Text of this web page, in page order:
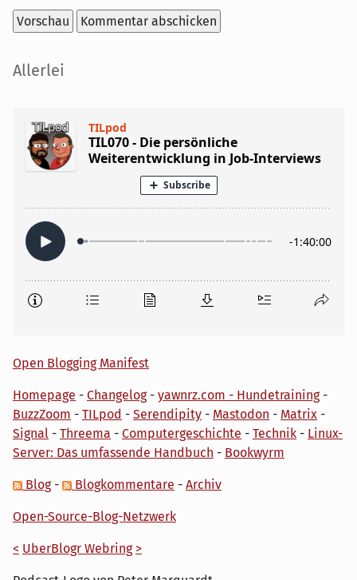
Seitenleiste
Allerlei
Open Blogging Manifest
Homepage - Changelog- yawnrz.com - Hundetraining-
BuzzZoom - TILpod - Serendipity - Mastodon - Matrix -
Signal - Threema - Computergeschichte - Technik - Linux-
Server: Das umfassende Handbuch - Bookwyrm
Blog- Blogkommentare - Archiv
Open-Source-Blog-Netzwerk
< UberBlogr Webring >